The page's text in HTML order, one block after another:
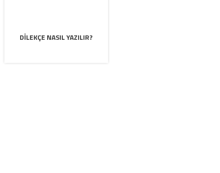
DILEKÇE NASIL YAZILIR?